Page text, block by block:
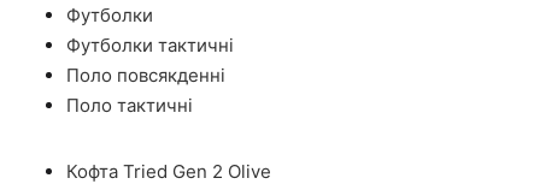
Футболки
Футболки тактичні
Поло повсякденні
Поло тактичні
Кофта Tried Gen 2 Olive